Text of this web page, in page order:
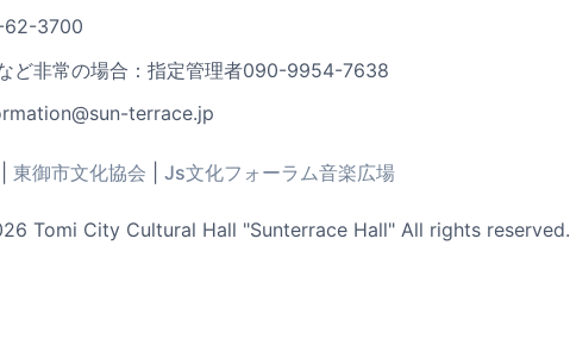
62-3700
ど非常の場合：指定管理者090-9954-7638
terrace.jp
東御市文化協会 Js文化フォーラム音楽広場
Tomi City Cultural Hall "Sunterrace Hall" All rights reserved.